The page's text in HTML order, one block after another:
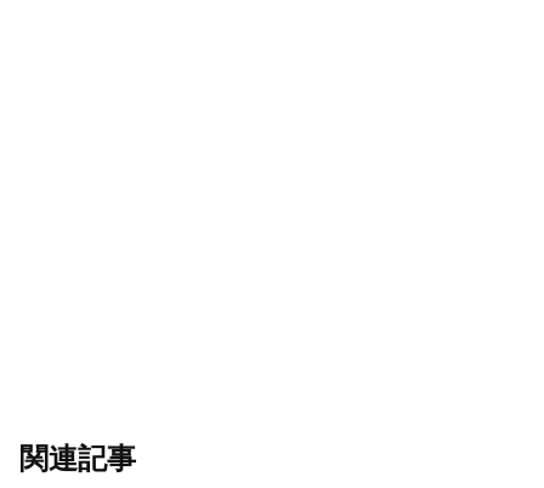
関連記事